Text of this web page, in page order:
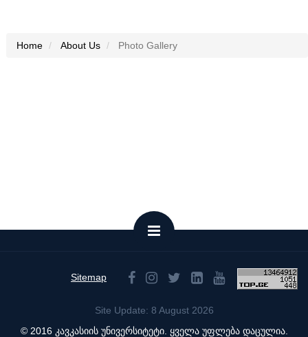
Home About Us Photo Gallery
Sitemap
Site Update: 8 August 2026
© 2016 კავკასიის უნივერსიტეტი. ყველა უფლება დაცულია.